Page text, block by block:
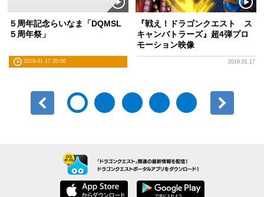
５周年記念らいなま「DQMSL
５周年祭」
2019-01-17 20:00
『戦え！ドラゴンクエスト ス
キャンバトラーズ』超4弾プロ
モーション映像
2019.01.17
前へ